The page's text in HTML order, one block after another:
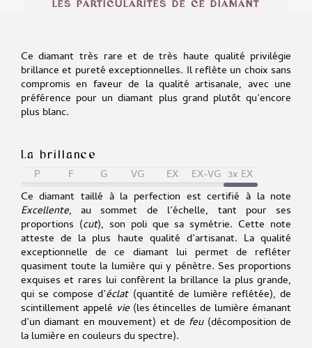
LES PARTICULARITÉS DE CE DIAMANT
Ce diamant très rare et de très haute qualité privilégie
brillance et pureté exceptionnelles. Il reflète un choix sans
compromis en faveur de la qualité artisanale, avec une
préférence pour un diamant plus grand plutôt qu’encore
plus blanc.
La brillance
P F G VG EX EX-VG 3x EX
Ce diamant taillé à la perfection est certifié à la note
Excellente, au sommet de l’échelle, tant pour ses
proportions (cut), son poli que sa symétrie. Cette note
atteste de la plus haute qualité d’artisanat. La qualité
exceptionnelle de ce diamant lui permet de refléter
quasiment toute la lumière qui y pénètre. Ses proportions
exquises et rares lui confèrent la brillance la plus grande,
qui se compose d’éclat(quantité de lumière reflétée), de
scintillement appelé vie(les étincelles de lumière émanant
d’un diamant en mouvement) et de feu(décomposition de
la lumière en couleurs du spectre).